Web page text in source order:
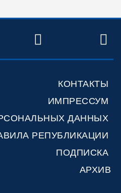
YOUTUBE
КОНТАКТЫ
ИМПРЕССУМ
ДАННЫХ
РЕПУБЛИКАЦИИ
ПОДПИСКА
АРХИВ